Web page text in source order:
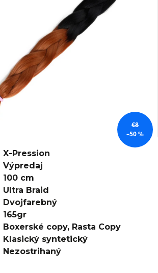
€8
–50 %
X-Pression
Výpredaj
100 cm
Ultra Braid
Dvojfarebný
165gr
Boxerské copy, Rasta Copy
Klasický syntetický
Nezostrihaný
HĽADAŤ